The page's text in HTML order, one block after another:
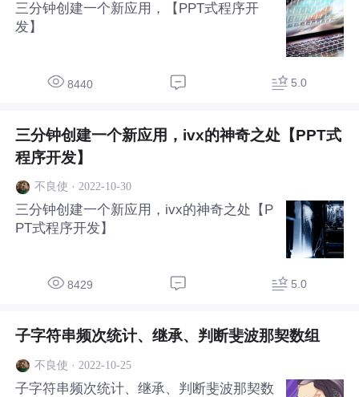
三分钟创建一个新应用，【PPT式程序开
发】
8440 5.0
三分钟创建一个新应用，ivx的神奇之处【PPT式
程序开发】
不良使 · 2022-10-30
三分钟创建一个新应用，ivx的神奇之处【P
PT式程序开发】
8429 5.0
子字符串频次统计、继承、判断斐波那契数组
不良使 · 2022-10-25
子字符串频次统计、继承、判断斐波那契数